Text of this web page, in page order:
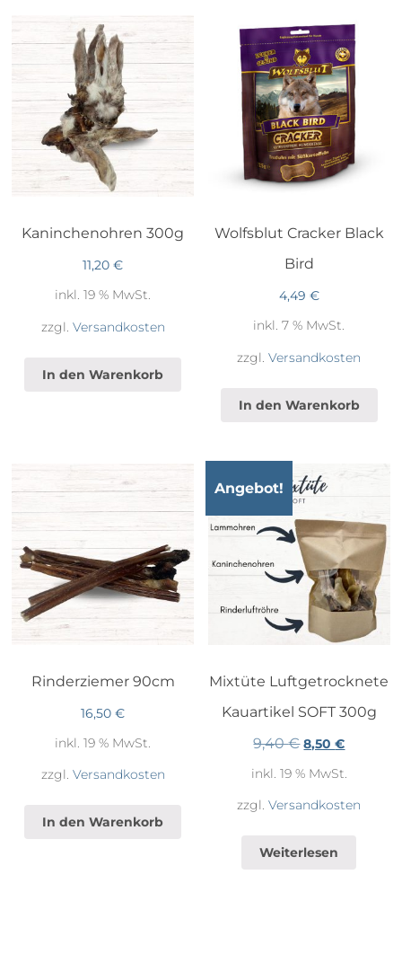
Kaninchenohren 300g
11,20 €
inkl. 19 % MwSt.
zzgl. Versandkosten
In den Warenkorb
Wolfsblut Cracker Black
Bird
4,49 €
inkl. 7 % MwSt.
zzgl.Versandkosten
In den Warenkorb
Rinderziemer 90cm
16,50 €
inkl. 19 % MwSt.
zzgl. Versandkosten
In den Warenkorb
Angebot!
Mixtüte Luftgetrocknete
Kauartikel SOFT 300g
9,40€ Ursprünglicher
war:
9,40 €
8,50€Aktueller
ist:
inkl. 19 % MwSt.
zzgl.Versandkosten
Weiterlesen